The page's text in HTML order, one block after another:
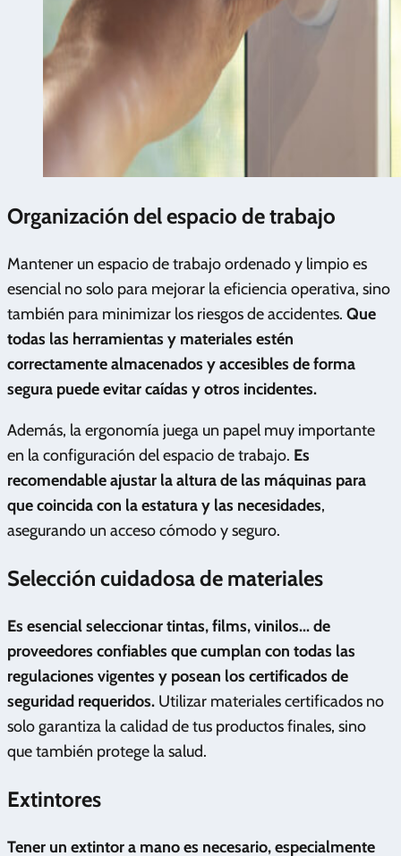
Organización del espacio de trabajo
Mantener un espacio de trabajo ordenado y limpio es
esencial no solo para mejorar la eficiencia operativa, sino
también para minimizar los riesgos de accidentes. Que
todas las herramientas y materiales estén
correctamente almacenados y accesibles de forma
segura puede evitar caídas y otros incidentes.
Además, la ergonomía juega un papel muy importante
en la configuración del espacio de trabajo. Es
recomendable ajustar la altura de las máquinas para
que coincida con la estatura y las necesidades,
asegurando un acceso cómodo y seguro.
Selección cuidadosa de materiales
Es esencial seleccionar tintas, films, vinilos... de
proveedores confiables que cumplan con todas las
regulaciones vigentes y posean los certificados de
seguridad requeridos. Utilizar materiales certificados no
solo garantiza la calidad de tus productos finales, sino
que también protege la salud.
Extintores
Tener un extintor a mano es necesario, especialmente